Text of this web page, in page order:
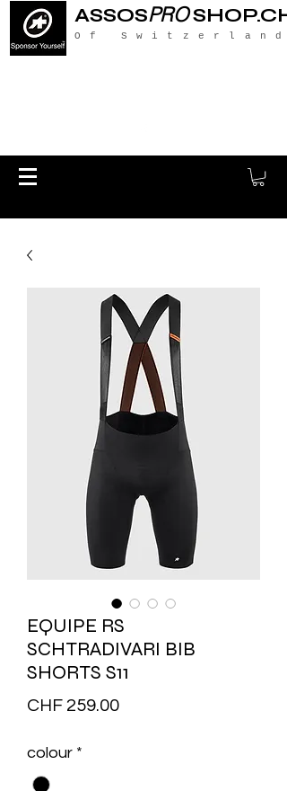
ASSOSPROSHOP.CH
Of Switzerland
EQUIPE RS
SCHTRADIVARI BIB
SHORTS S11
CHF 259.00Price
colour *